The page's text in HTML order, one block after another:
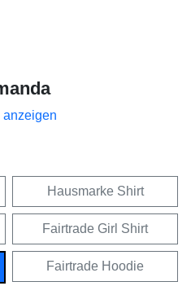
Hausmarke Shirt
Fairtrade Girl Shirt
Fairtrade Hoodie